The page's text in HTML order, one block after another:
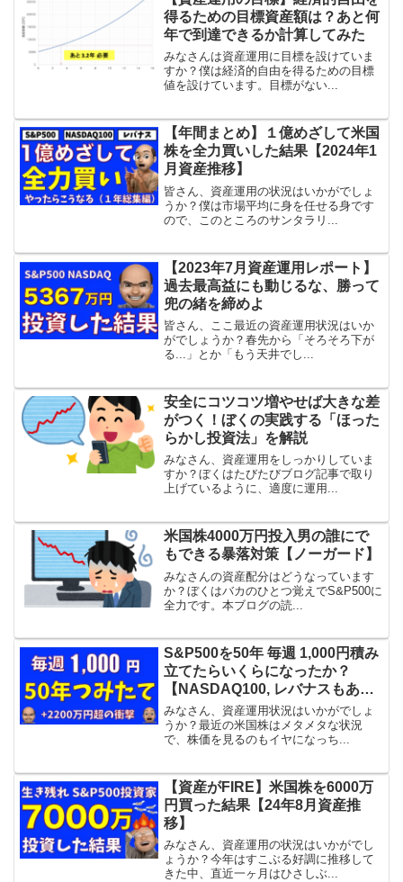
得るための目標資産額は？あと何
年で到達できるか計算してみた
みなさんは資産運用に目標を設けていま
すか？僕は経済的自由を得るための目標
値を設けています。目標がない...
【年間まとめ】１億めざして米国
株を全力買いした結果【2024年1
月資産推移】
皆さん、資産運用の状況はいかがでしょ
うか？僕は市場平均に身を任せる身です
ので、このところのサンタラリ...
【2023年7月資産運用レポート】
過去最高益にも動じるな、勝って
兜の緒を締めよ
皆さん、ここ最近の資産運用状況はいか
がでしょうか？春先から「そろそろ下が
る...」とか「もう天井でし...
安全にコツコツ増やせば大きな差
がつく！ぼくの実践する「ほった
らかし投資法」を解説
みなさん、資産運用をしっかりしていま
すか？ぼくはたびたびブログ記事で取り
上げているように、適度に運用...
米国株4000万円投入男の誰にで
もできる暴落対策【ノーガード】
みなさんの資産配分はどうなっています
か？ぼくはバカのひとつ覚えでS&P500に
全力です。本ブログの読...
S&P500を50年 毎週 1,000円積み
立てたらいくらになったか？
【NASDAQ100, レバナスもある
よ】
みなさん、資産運用状況はいかがでしょ
うか？最近の米国株はメタメタな状況
で、株価を見るのもイヤになっち...
【資産がFIRE】米国株を6000万
円買った結果【24年8月資産推
移】
みなさん、資産運用の状況はいかがでし
ょうか？今年はすこぶる好調に推移して
きた中、直近一ヶ月はひさしぶ...